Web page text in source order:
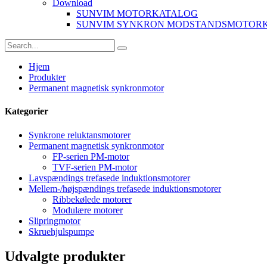
Download
SUNVIM MOTORKATALOG
SUNVIM SYNKRON
Hjem
Produkter
Permanent magnetisk synkronmotor
Kategorier
Synkrone reluktansmotorer
Permanent magnetisk synkronmotor
FP-serien PM-motor
TVF-serien PM-motor
Lavspændings trefasede induktionsmotorer
Mellem-/højspændings trefasede induktionsmotorer
Ribbekølede motorer
Modulære motorer
Slipringmotor
Skruehjulspumpe
Udvalgte produkter